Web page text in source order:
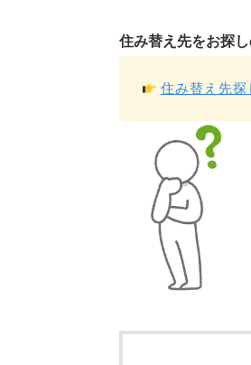
住み替え先をお探
住み替え先探